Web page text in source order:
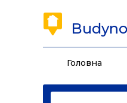
Головна